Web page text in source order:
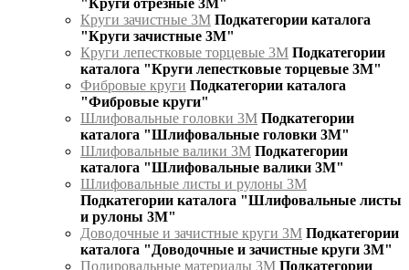
"Круги отрезные 3М"
Круги зачистные 3М Подкатегории каталога
"Круги зачистные 3М"
Круги лепестковые торцевые 3М Подкатегории
каталога "Круги лепестковые торцевые 3М"
Фибровые круги Подкатегории каталога
"Фибровые круги"
Шлифовальные головки 3М Подкатегории
каталога "Шлифовальные головки 3М"
Шлифовальные валики 3М Подкатегории
каталога "Шлифовальные валики 3М"
Шлифовальные листы и рулоны 3М
Подкатегории каталога "Шлифовальные листы
и рулоны 3М"
Доводочные и зачистные круги 3М Подкатегории
каталога "Доводочные и зачистные круги 3М"
Полировальные материалы 3М Подкатегории